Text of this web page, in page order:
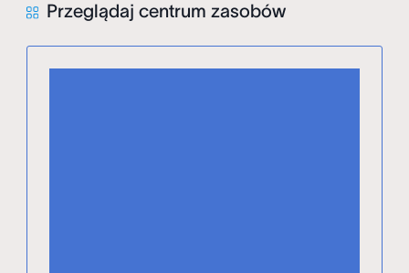
Przeglądaj centrum zasobów